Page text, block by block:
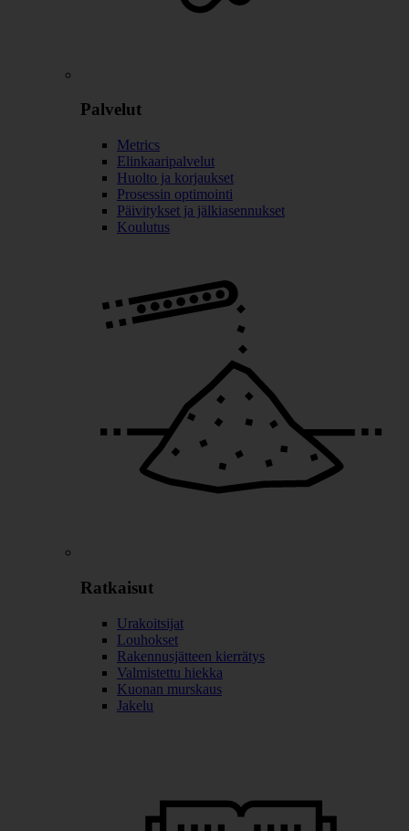
Palvelut
Metrics
Elinkaaripalvelut
Huolto ja korjaukset
Prosessin optimointi
Päivitykset ja jälkiasennukset
Koulutus
Ratkaisut
Urakoitsijat
Louhokset
Rakennusjätteen kierrätys
Valmistettu hiekka
Kuonan murskaus
Jakelu